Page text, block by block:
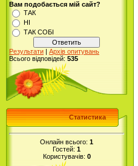
Вам подобається мій сайт?
ТАК
НІ
ТАК СОБІ
Результати | Архів опитувань
Всього відповідей: 535
Статистика
Онлайн всього: 1
Гостей: 1
Користувачів: 0